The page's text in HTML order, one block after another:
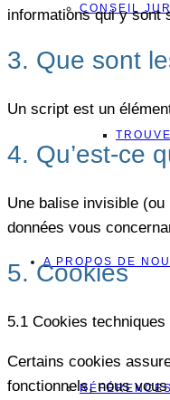
CONSEIL
A PROPOS DE
RÉFÉRENCES
informations qui y sont
3. Que sont
Un script est un
4. Qu’est-ce
Une balise invisible
données vous
5. Cookies
5.1 Cookies
Certains cookies
fonctionnels, nous